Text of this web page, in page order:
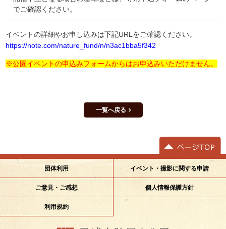
でご確認ください。
イベントの詳細やお申し込みは下記URLをご確認ください。
https://note.com/nature_fund/n/n3ac1bba5f342
※公園イベントの申込みフォームからはお申込みいただけません。
一覧へ戻る
団体利用 イベント・撮影に関する申請
ご意見・ご感想 個人情報保護方針
利用規約